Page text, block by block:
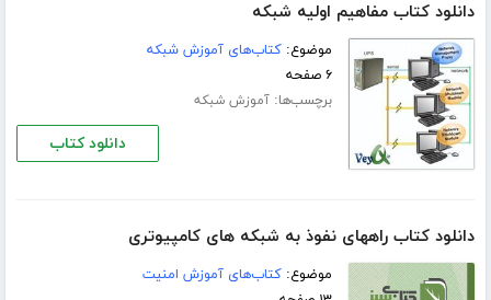
دانلود کتاب مفاهیم اولیه شبکه
موضوع:کتاب‌های آموزش شبکه
۶ صفحه
برچسب‌ها:آموزش شبکه
دانلود کتاب
دانلود کتاب راههای نفوذ به شبکه های کامپیوتری
موضوع:کتاب‌های آموزش امنیت